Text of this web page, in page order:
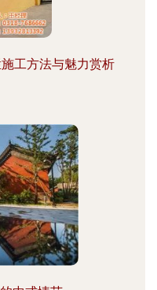
工方法与魅力赏析